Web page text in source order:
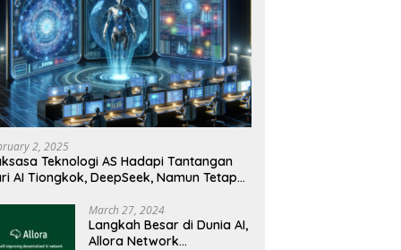
2, 2025
Teknologi AS Hadapi Tantangan
AI Tiongkok, DeepSeek, Namun Tetap
March 27, 2024
Langkah Besar di Dunia AI,
Allora Network